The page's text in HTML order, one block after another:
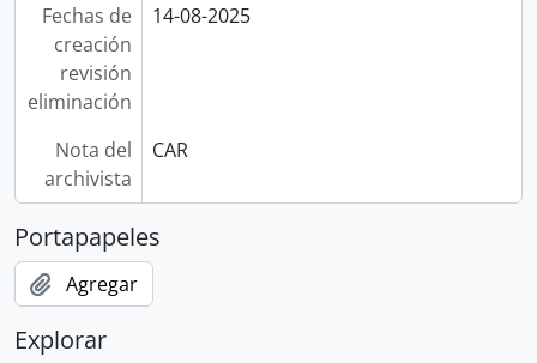
Fechas de
creación
revisión
eliminación
14-08-2025
Nota del
archivista
CAR
Portapapeles
Agregar
Explorar